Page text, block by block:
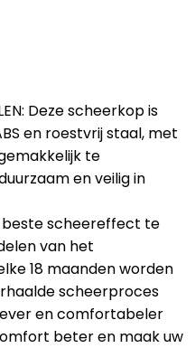
Deze scheerkop is
en roestvrij staal, met
te
en veilig in
beste scheereffect te
van het
18 maanden worden
scheerproces
en comfortabeler
beter en maak uw